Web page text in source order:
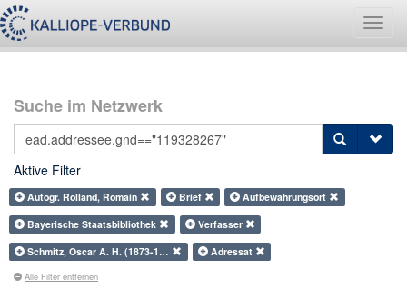
Suche im Netzwerk
Aktive Filter
Autogr. Rolland, Romain Brief
Aufbewahrungsort
Bayerische Staatsbibliothek
Verfasser
Schmitz, Oscar A. H. (1873-1…
Adressat
Alle Filter entfernen